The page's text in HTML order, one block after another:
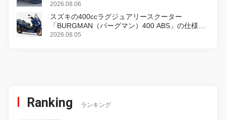
2026.08.06
スズキの400ccラグジュアリースクーター
「BURGMAN（バーグマン）400 ABS」の仕様を
変更し、8月18日に発売
2026.08.05
Ranking ランキング